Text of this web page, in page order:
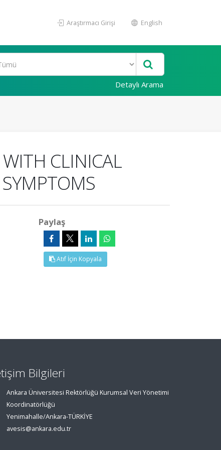
Araştırmacı Girişi English
Detaylı Arama
CLINICAL
Paylaş
Atıf İçin Kopyala
Bilgileri
Ankara Üniversitesi Rektörlüğü Kurumsal Veri Yönetimi
Koordinatörlüğü
Yenimahalle/Ankara-TÜRKİYE
avesis@ankara.edu.tr